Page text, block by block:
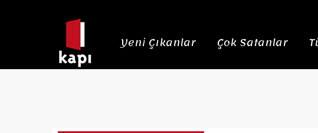
Yeni Çıkanlar Çok Satanlar